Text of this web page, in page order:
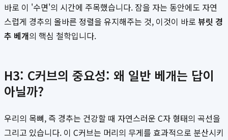
바로 이 '수면'의 시간에 주목했습니다. 잠을 자는 동안에도 자연
스럽게 경추의 올바른 정렬을 유지해주는 것, 이것이 바로 뷰릿 경
추 베개의 핵심 철학입니다.
H3: C커브의 중요성: 왜 일반 베개는 답이
아닐까?
우리의 목뼈, 즉 경추는 건강할 때 자연스러운 C자 형태의 곡선을
그리고 있습니다. 이 C커브는 머리의 무게를 효과적으로 분산시키